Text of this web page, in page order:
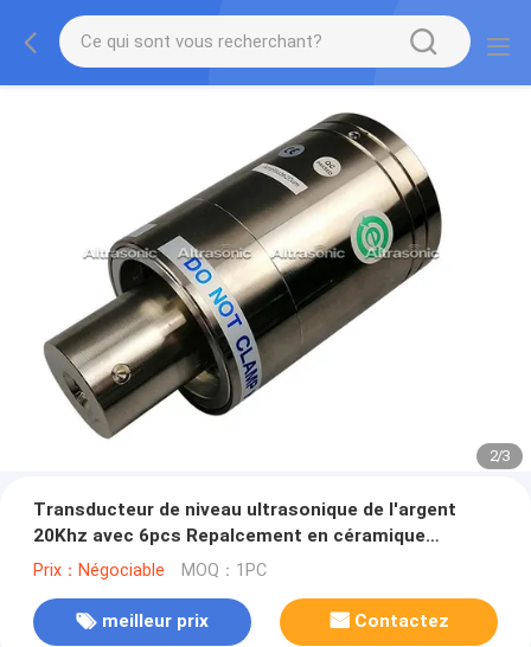
2/3
Transducteur de niveau ultrasonique de l'argent
20Khz avec 6pcs Repalcement en céramique
Branson CJ20
Prix：Négociable MOQ：1PC
meilleur prix Contactez